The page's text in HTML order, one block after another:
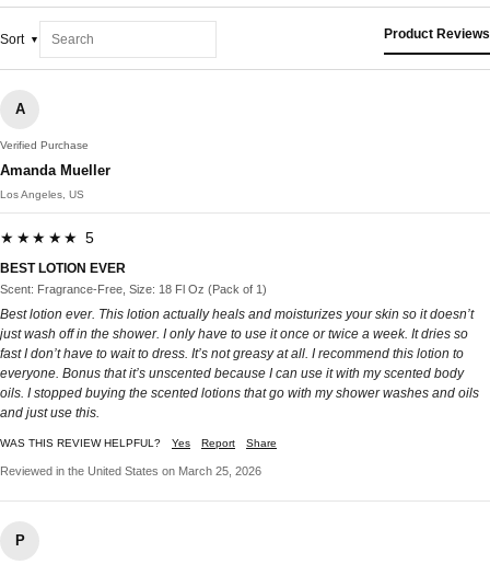
Sort Product Reviews
A
Verified Purchase
Amanda Mueller
Los Angeles, US
★★★★★ 5
BEST LOTION EVER
Scent: Fragrance-Free, Size: 18 Fl Oz (Pack of 1)
Best lotion ever. This lotion actually heals and moisturizes your skin so it doesn’t
just wash off in the shower. I only have to use it once or twice a week. It dries so
fast I don’t have to wait to dress. It’s not greasy at all. I recommend this lotion to
everyone. Bonus that it’s unscented because I can use it with my scented body
oils. I stopped buying the scented lotions that go with my shower washes and oils
and just use this.
WAS THIS REVIEW HELPFUL? Yes Report Share
Reviewed in the United States on March 25, 2026
P